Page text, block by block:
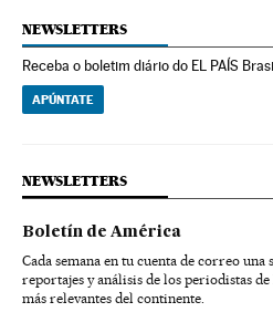
NEWSLETTERS
Receba o boletim diário do EL PAÍS Brasil
APÚNTATE
NEWSLETTERS
Boletín de América
Cada semana en tu cuenta de correo una
reportajes y análisis de los periodistas
más relevantes del continente.